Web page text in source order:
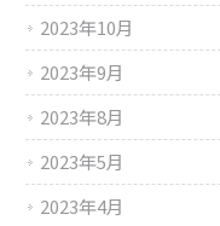
2023年10月
2023年9月
2023年8月
2023年5月
2023年4月